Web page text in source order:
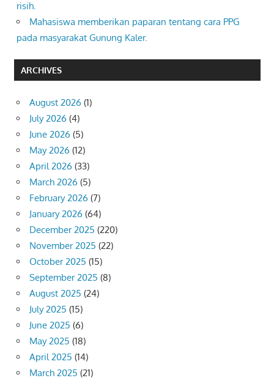
risih.
Mahasiswa memberikan paparan tentang cara PPG
pada masyarakat Gunung Kaler.
ARCHIVES
August 2026 (1)
July 2026 (4)
June 2026 (5)
May 2026 (12)
April 2026 (33)
March 2026 (5)
February 2026 (7)
January 2026 (64)
December 2025 (220)
November 2025 (22)
October 2025 (15)
September 2025 (8)
August 2025 (24)
July 2025 (15)
June 2025 (6)
May 2025 (18)
April 2025 (14)
March 2025 (21)